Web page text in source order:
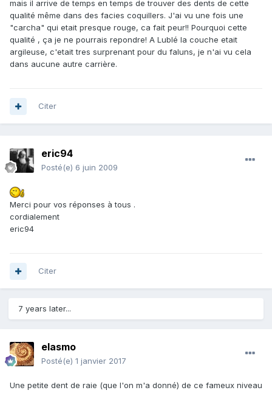
mais il arrive de temps en temps de trouver des dents de cette
qualité même dans des facies coquillers. J'ai vu une fois une
"carcha" qui etait presque rouge, ca fait peur!! Pourquoi cette
qualité , ça je ne pourrais repondre! A Lublé la couche etait
argileuse, c'etait tres surprenant pour du faluns, je n'ai vu cela
dans aucune autre carrière.
Citer
eric94
Posté(e) 6 juin 2009
Merci pour vos réponses à tous .
cordialement
eric94
Citer
7 years later...
elasmo
Posté(e) 1 janvier 2017
Une petite dent de raie (que l'on m'a donné) de ce fameux niveau